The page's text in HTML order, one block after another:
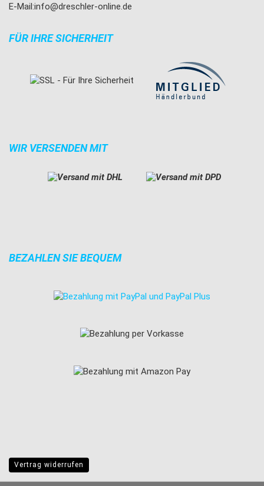
E-Mail:info@dreschler-online.de
FÜR IHRE SICHERHEIT
WIR VERSENDEN MIT
BEZAHLEN SIE BEQUEM
Vertrag widerrufen